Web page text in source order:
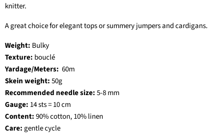
knitter.
A great choice for elegant tops or summery jumpers and cardigans.
Weight: Bulky
Texture: bouclé
Yardage/Meters: 60m
Skein weight:50g
Recommended needle size:5-8 mm
Gauge: 14 sts = 10 cm
Content:90% cotton, 10% linen
Care: gentle cycle